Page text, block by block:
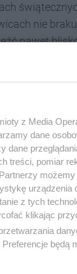
nie
nawet
można
z zarządcą
z Media
dane
dane
treści, pomiar
urządzenia
z tych
klikając
będą